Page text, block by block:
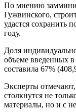
По мнению
Гужвинского,
удастся сохранить
году.
Доля
объеме введенных
составила 67%
Эксперты отмечают,
столкнутся не
материалы, но и с